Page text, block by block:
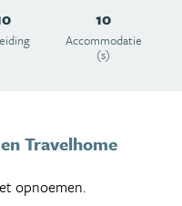
10
Accommodatie
(s)
Travelhome
opnoemen.